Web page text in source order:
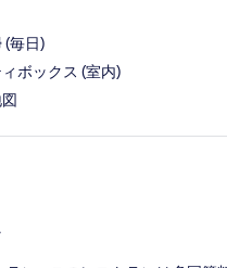
(毎日)
ボックス (室内)